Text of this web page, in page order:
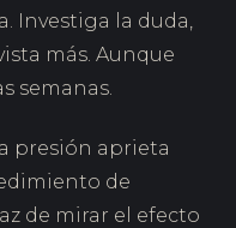
Investiga la duda,
más. Aunque
semanas.
presión aprieta
de
de mirar el efecto